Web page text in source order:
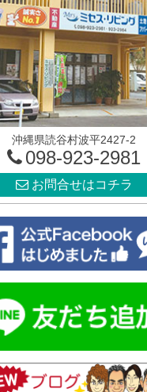
沖縄県読谷村波平2427-2
098-923-2981
お問合せはコチラ